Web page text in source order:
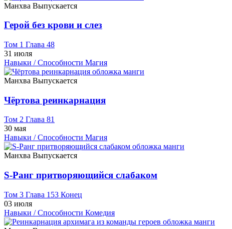
Манхва Выпускается
Герой без крови и слез
Том 1 Глава 48
31 июля
Навыки / Способности Магия
Манхва Выпускается
Чёртова реинкарнация
Том 2 Глава 81
30 мая
Навыки / Способности Магия
Манхва Выпускается
S-Ранг притворяющийся слабаком
Том 3 Глава 153 Конец
03 июля
Навыки / Способности Комедия